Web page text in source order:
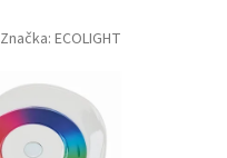
Značka: ECOLIGHT